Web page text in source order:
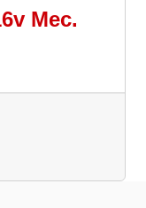
Mec.